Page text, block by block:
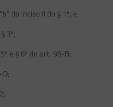
do inciso II do § 1º; e
3º;
e § 6º do art. 98-B;